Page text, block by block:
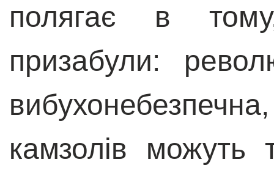
полягає в
призабули:
камзолів можуть